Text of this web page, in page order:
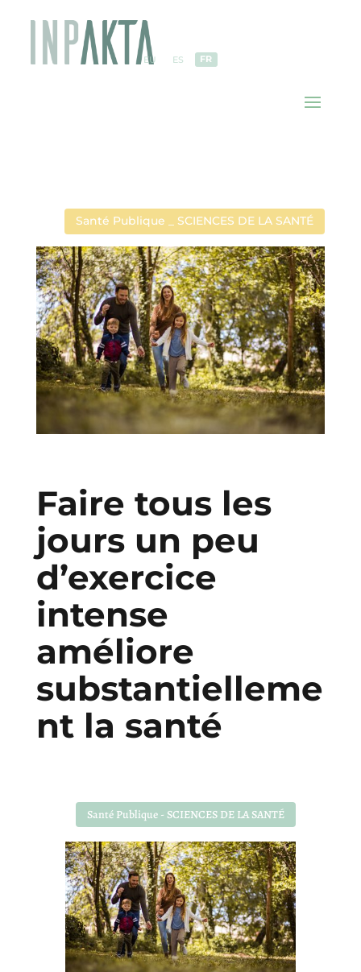
EU ES FR
Santé Publique _ SCIENCES DE LA SANTÉ
Faire tous les
jours un peu
d’exercice
intense
améliore
substantielleme
nt la santé
Santé Publique - SCIENCES DE LA SANTÉ